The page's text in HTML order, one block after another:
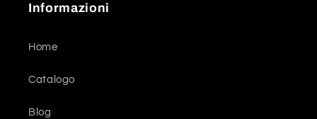
Informazioni
Home
Catalogo
Blog